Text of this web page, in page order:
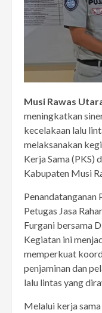
Musi Rawas
meningkatkan
kecelakaan lalu
melaksanakan
Kerja Sama (PKS)
Kabupaten Musi
Penandatanganan
Petugas Jasa
Furgani bersama
Kegiatan ini
memperkuat
penjaminan dan
lalu lintas yang
Melalui kerja